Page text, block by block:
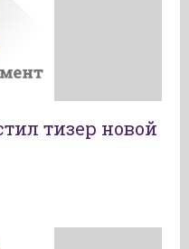
тизер новой